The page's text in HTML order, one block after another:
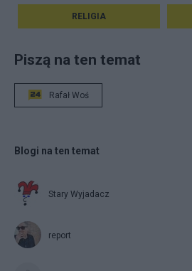
RELIGIA
Piszą na ten temat
Rafał Woś
Blogi na ten temat
Stary Wyjadacz
report